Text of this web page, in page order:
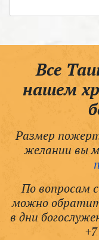
Все
нашем
Размер
желании вы
По вопросам
можно
в дни